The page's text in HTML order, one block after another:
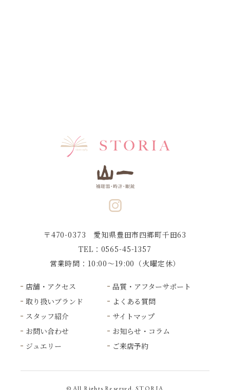
〒470-0373 愛知県豊田市四郷町千田63
TEL：0565-45-1357
営業時間：10:00〜19:00（火曜定休）
店舗・アクセス
品質・アフターサポート
取り扱いブランド
よくある質問
スタッフ紹介
サイトマップ
お問い合わせ
お知らせ・コラム
ジュエリー
ご来店予約